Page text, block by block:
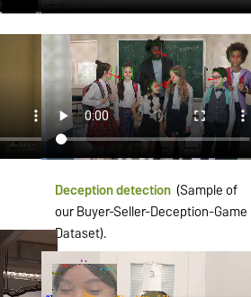
Deception detection (Sample of
our Buyer-Seller-Deception-Game
Dataset).